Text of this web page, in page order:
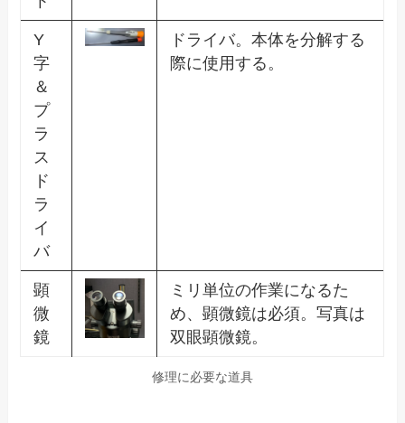
Y
字
＆
プ
ラ
ス
ド
ラ
イ
バ
ドライバ。本体を分解する
際に使用する。
顕
微
鏡
ミリ単位の作業になるた
め、顕微鏡は必須。写真は
双眼顕微鏡。
修理に必要な道具